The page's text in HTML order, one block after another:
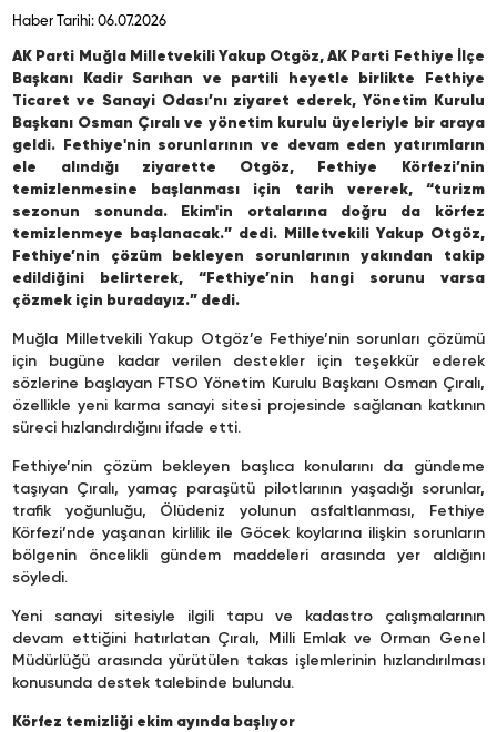
Haber Tarihi: 06.07.2026
AK Parti Muğla Milletvekili Yakup Otgöz, AK Parti Fethiye İlçe
Başkanı Kadir Sarıhan ve partili heyetle birlikte Fethiye
Ticaret ve Sanayi Odası’nı ziyaret ederek, Yönetim Kurulu
Başkanı Osman Çıralı ve yönetim kurulu üyeleriyle bir araya
geldi. Fethiye'nin sorunlarının ve devam eden yatırımların
ele alındığı ziyarette Otgöz, Fethiye Körfezi’nin
temizlenmesine başlanması için tarih vererek, “turizm
sezonun sonunda. Ekim'in ortalarına doğru da körfez
temizlenmeye başlanacak.” dedi. Milletvekili Yakup Otgöz,
Fethiye’nin çözüm bekleyen sorunlarının yakından takip
edildiğini belirterek, “Fethiye’nin hangi sorunu varsa
çözmek için buradayız.” dedi.
Muğla Milletvekili Yakup Otgöz’e Fethiye’nin sorunları çözümü
için bugüne kadar verilen destekler için teşekkür ederek
sözlerine başlayan FTSO Yönetim Kurulu Başkanı Osman Çıralı,
özellikle yeni karma sanayi sitesi projesinde sağlanan katkının
süreci hızlandırdığını ifade etti.
Fethiye’nin çözüm bekleyen başlıca konularını da gündeme
taşıyan Çıralı, yamaç paraşütü pilotlarının yaşadığı sorunlar,
trafik yoğunluğu, Ölüdeniz yolunun asfaltlanması, Fethiye
Körfezi’nde yaşanan kirlilik ile Göcek koylarına ilişkin sorunların
bölgenin öncelikli gündem maddeleri arasında yer aldığını
söyledi.
Yeni sanayi sitesiyle ilgili tapu ve kadastro çalışmalarının
devam ettiğini hatırlatan Çıralı, Milli Emlak ve Orman Genel
Müdürlüğü arasında yürütülen takas işlemlerinin hızlandırılması
konusunda destek talebinde bulundu.
Körfez temizliği ekim ayında başlıyor